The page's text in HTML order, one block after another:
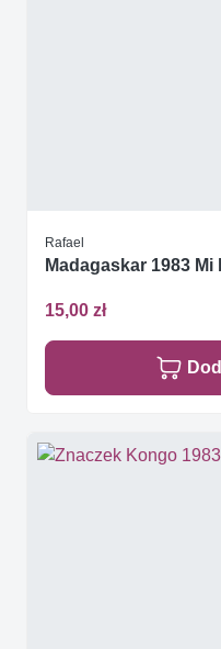
Rafael
Madagaskar 1983 Mi
15,00 zł